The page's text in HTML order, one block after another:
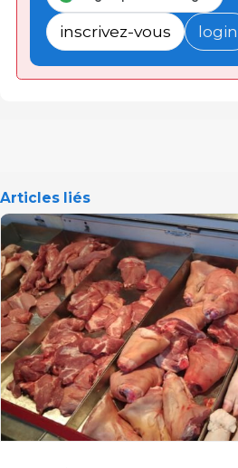
inscrivez-vous login
Articles liés